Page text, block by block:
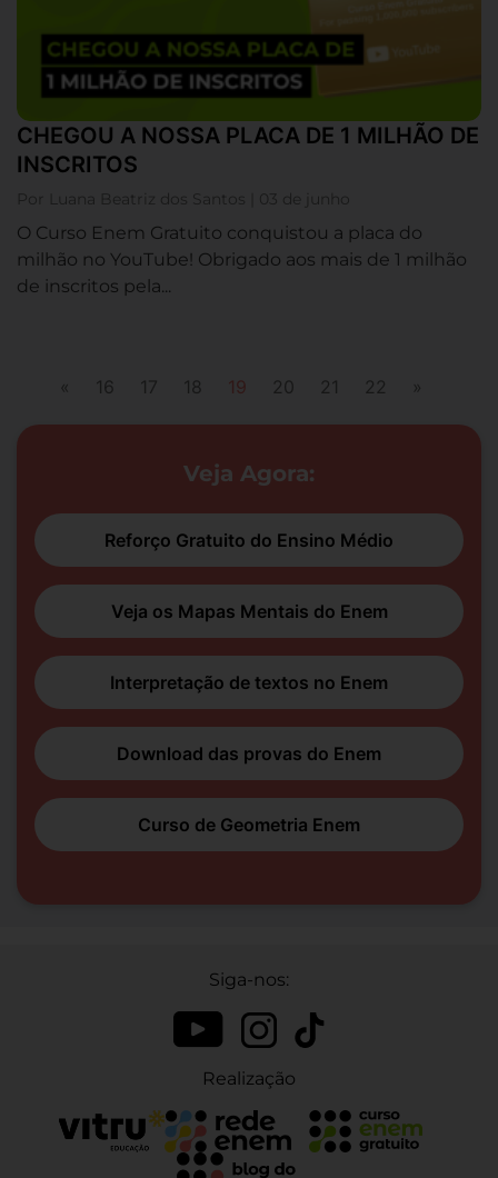
CHEGOU A NOSSA PLACA DE 1 MILHÃO DE
INSCRITOS
Por Luana Beatriz dos Santos | 03 de junho
O Curso Enem Gratuito conquistou a placa do
milhão no YouTube! Obrigado aos mais de 1 milhão
de inscritos pela...
« 16 17 18 19 20 21 22 »
Veja Agora:
Reforço Gratuito do Ensino Médio
Veja os Mapas Mentais do Enem
Interpretação de textos no Enem
Download das provas do Enem
Curso de Geometria Enem
Siga-nos:
Realização